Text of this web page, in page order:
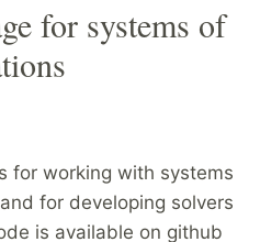
for systems of
for working with systems
for developing solvers
is available on github